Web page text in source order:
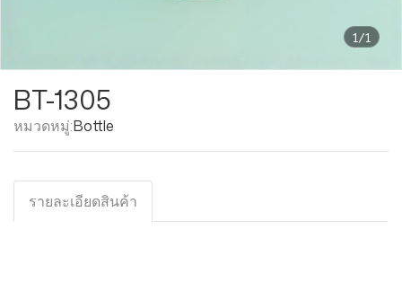
1/1
BT-1305
หมวดหมู่:Bottle
รายละเอียดสินค้า